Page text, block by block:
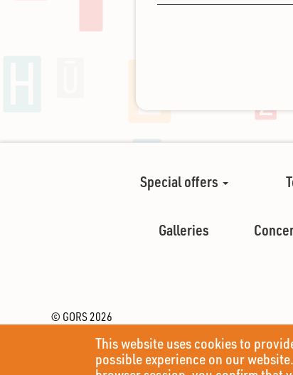
This website uses cookies to
possible experience on our
Special offers
Galleries
© GORS 2026
Rēzekne, LV-4601 (Latvija)
Tel.: (+371) 64633303
koncertzale@rezekne.lv